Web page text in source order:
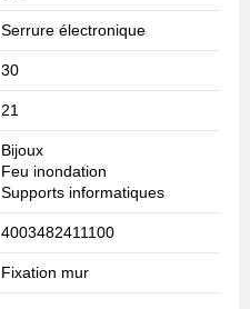
Serrure électronique
30
21
Bijoux
Feu inondation
Supports informatiques
4003482411100
Fixation mur